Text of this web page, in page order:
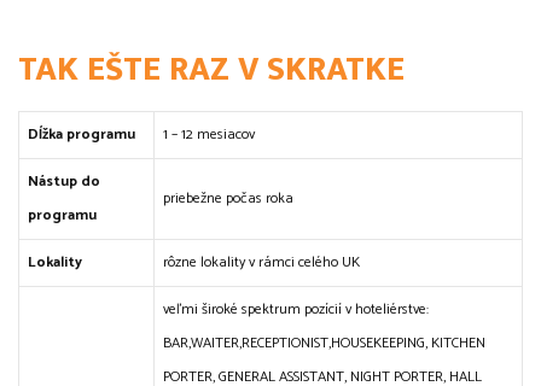
TAK EŠTE RAZ V SKRATKE
Dĺžka programu 1 – 12 mesiacov
Nástup do
programu
priebežne počas roka
Lokality rôzne lokality v rámci celého UK
veľmi široké spektrum pozícií v hoteliérstve:
BAR,WAITER,RECEPTIONIST,HOUSEKEEPING, KITCHEN
PORTER, GENERAL ASSISTANT, NIGHT PORTER, HALL